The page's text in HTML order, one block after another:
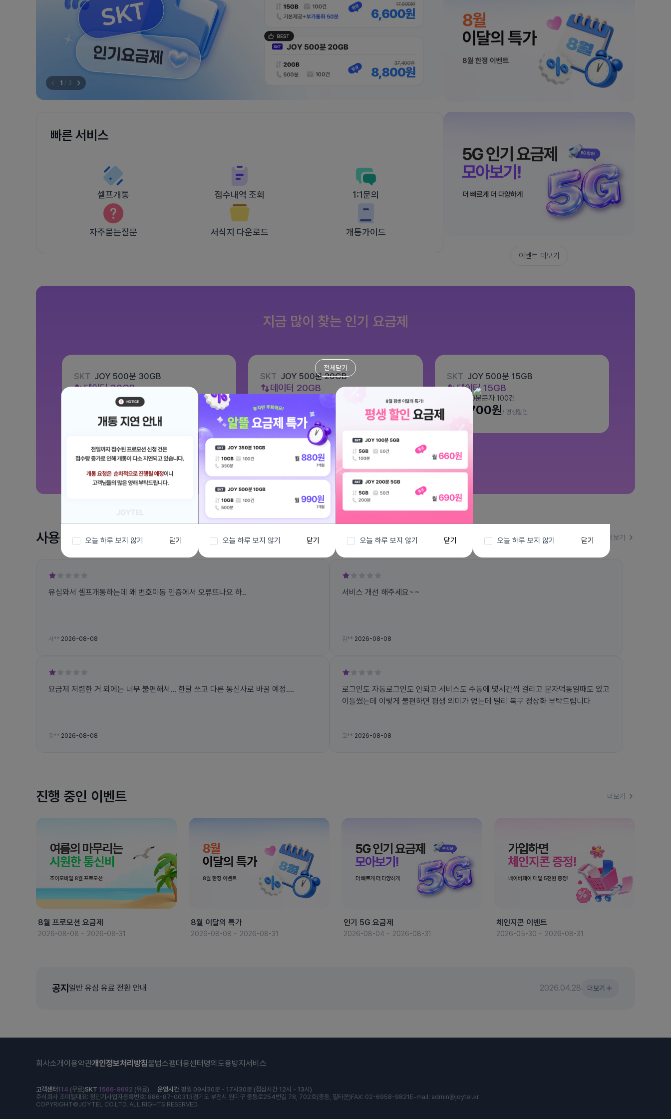
1 / 3
빠른 서비스
셀프개통 접수내역 조회 1:1문의
자주묻는질문 서식지 다운로드 개통가이드
이벤트 더보기
지금 많이 찾는 인기 요금제
SKT JOY 500분 30GB
데이터30GB
문자 100건
월 12,100원
SKT JOY 500분 20GB
데이터 20GB
문자 100건
월 8,800원
SKT JOY 500분 15GB
데이터 15GB
통화 500분문자 100건
월 7,700원 / 평생할인
전체보기
사용 후기 더보기
유심와서 셀프개통하는데 왜 번호이동 인증에서 오류뜨나요 하..
서** 2026-08-08
서비스 개선 해주세요~~
김** 2026-08-08
요금제 저렴한 거 외에는 너무 불편해서... 한달 쓰고 다른 통신사로 바꿀 예정....
유** 2026-08-08
로그인도 자동로그인도 안되고 서비스도 수동에 몇시간씩 걸리고 문자먹통일때도 있고
이틀썼는데 이렇게 불편하면 평생 의미가 없는데 빨리 복구 정상화 부탁드립니다
고** 2026-08-08
진행 중인 이벤트 더보기
8월 프로모션 요금제
2026-08-08 ~ 2026-08-31
8월 이달의 특가
2026-08-08 ~ 2026-08-31
인기 5G 요금제
2026-08-04 ~ 2026-08-31
체인지콘 이벤트
2026-05-30 ~ 2026-08-31
공지 일반 유심 유료 전환 안내 2026.04.28 더보기
회사소개 이용약관개인정보처리방침불법스팸대응센터 명의도용방지서비스
고객센터 114 (무료)SKT 1566-8692 (유료) 운영시간 평일 09시30분 - 17시30분 (점심시간 12시 - 13시)
주식회사 조이텔대표: 정민기 사업자등록번호: 886-87-00313경기도 부천시 원미구 중동로254번길 78, 702호(중동, 필타운)FAX: 02-6958-9821 E-mail: admin@joytel.kr
COPYRIGHT©JOYTEL CO.LTD. ALL RIGHTS RESERVED.
전체닫기
오늘 하루 보지 않기 닫기 오늘 하루 보지 않기 닫기 오늘 하루 보지 않기 닫기 오늘 하루 보지 않기 닫기